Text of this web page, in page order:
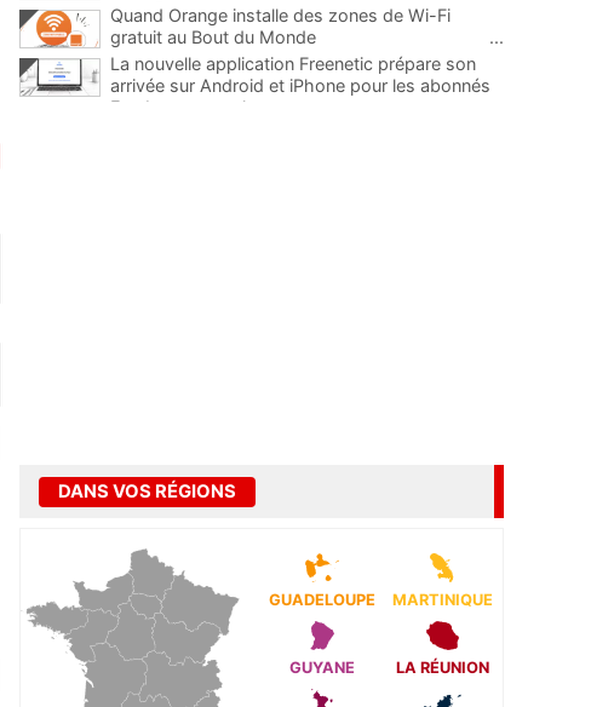
Quand Orange installe des zones de Wi-Fi
gratuit au Bout du Monde
...
La nouvelle application Freenetic prépare son
arrivée sur Android et iPhone pour les abonnés
Freebox, testez la
DANS VOS RÉGIONS
GUADELOUPE MARTINIQUE
GUYANE LA RÉUNION